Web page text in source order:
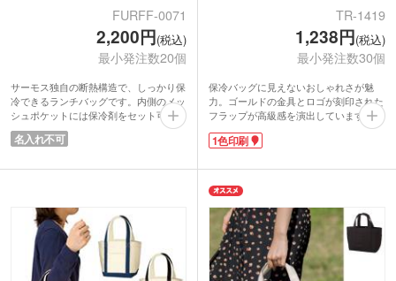
FURFF-0071
2,200円(税込)
最小発注数20個
サーモス独自の断熱構造で、しっかり保
冷できるランチバッグです。内側のメッ
シュポケットには保冷剤をセット可能。
保冷効果がより長持ちします。フロント
のポケットは小物の収納に便利です。
イズで、マチも広めになっています。厚
使いやすく、普段使いからレジャーシー
ンまで幅広く活躍します。雑貨店の購入
特典や飲食店の周年記念品などにいかが
でしょうか。
名入れ不可
TR-1419
1,238円(税込)
最小発注数30個
保冷バッグに見えないおしゃれさが魅
力。ゴールドの金具とロゴが刻印された
フラップが高級感を演出しています。断
熱クッション材を使用した3層構造によ
り、優れた保冷効果を発揮。お弁当箱と
き、内側には保冷剤用のメッシュポケッ
ト付きです。
1色のシルク印刷が可能。アパレルショ
ップや雑貨ブランドのオープン記念や周
年記念品にいかがでしょうか。
1色印刷